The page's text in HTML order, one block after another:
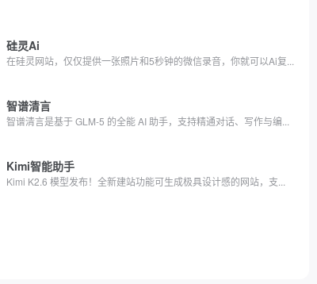
硅灵Ai
在硅灵网站，仅仅提供一张照片和5秒钟的微信录音，你就可以Ai复...
智谱清言
智谱清言是基于 GLM-5 的全能 AI 助手，支持精通对话、写作与编...
Kimi智能助手
Kimi K2.6 模型发布！全新建站功能可生成极具设计感的网站，支...